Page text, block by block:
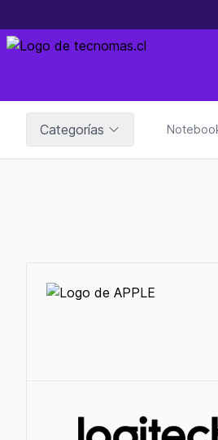
Categorías